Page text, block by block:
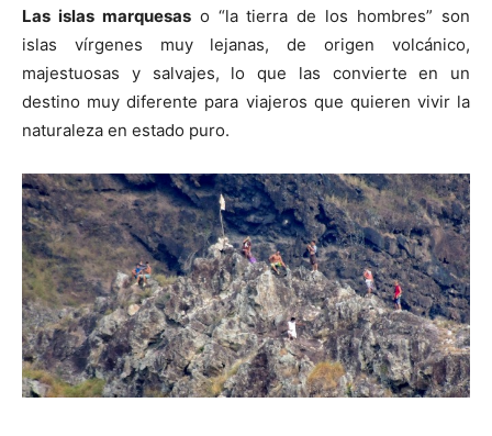
Las islas marquesaso “la tierra de los hombres” son
islas vírgenes muy lejanas, de origen volcánico,
majestuosas y salvajes, lo que las convierte en un
destino muy diferente para viajeros que quieren vivir la
naturaleza en estado puro.